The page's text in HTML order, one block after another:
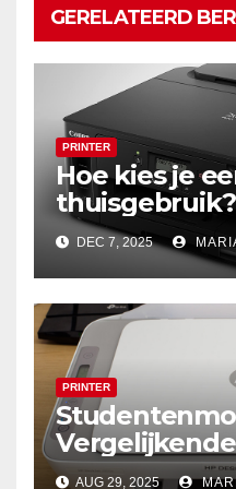
GERELATEERD
PRINTER
Hoe kies je
draadloze
zuinig en
DEC 7, 2025
PRINTER
AUG 29, 2025